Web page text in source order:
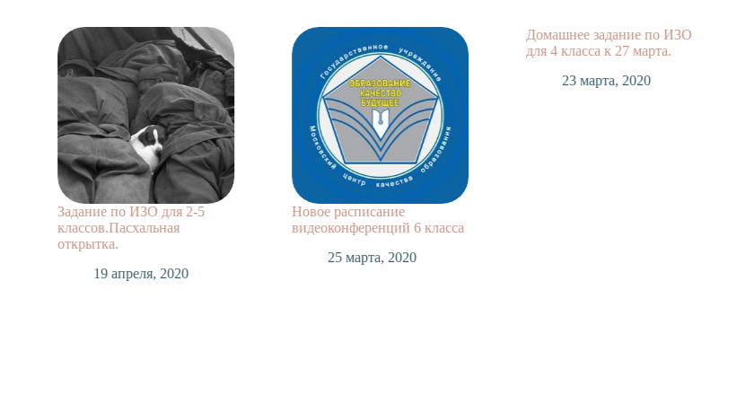
Задание по ИЗО для 2-5
классов.Пасхальная
открытка.
19 апреля, 2020
Новое расписание
видеоконференций 6 класса
25 марта, 2020
Домашнее задание по ИЗО
для 4 класса к 27 марта.
23 марта, 2020